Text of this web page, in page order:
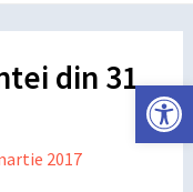
Deschide
din 31
2017